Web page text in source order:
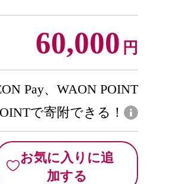
60,000 円
Pay、WAON POINT
で寄附できる！
お気に入りに追
加する